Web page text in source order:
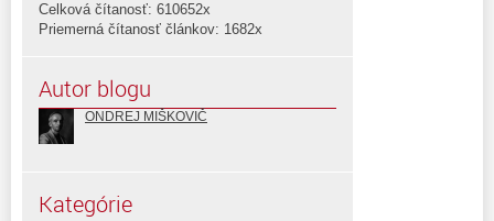
Celková čítanosť: 610652x
Priemerná čítanosť článkov: 1682x
Autor blogu
ONDREJ MIŠKOVIČ
Kategórie